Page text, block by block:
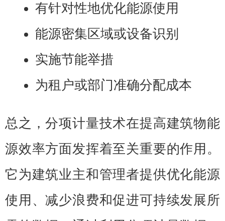
有针对性地优化能源使用
能源密集区域或设备识别
实施节能举措
为租户或部门准确分配成本
总之，分项计量技术在提高建筑物能
源效率方面发挥着至关重要的作用。
它为建筑业主和管理者提供优化能源
使用、减少浪费和促进可持续发展所